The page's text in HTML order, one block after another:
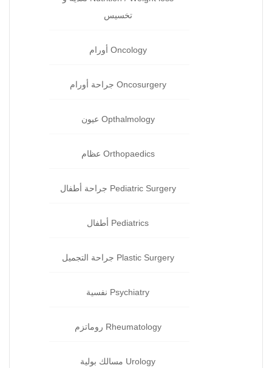
تخسيس
Oncology أورام
Oncosurgery جراحة‏ أورام
Opthalmology عيون‏
Orthopaedics عظام‏
Pediatric Surgery جراحة‏ أطفال
Pediatrics أطفال
Plastic Surgery جراحة التجميل
Psychiatry نفسية‏
Rheumatology روماتزم‏
Urology مسالك بولية